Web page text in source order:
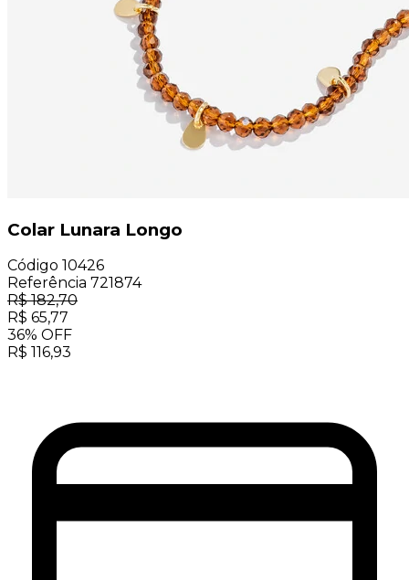
Colar Lunara Longo
Código 10426
Referência 721874
R$182,70
R$ 65,77
36% OFF
R$ 116,93